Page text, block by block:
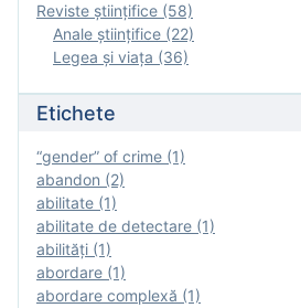
Reviste ştiinţifice (58)
Anale ştiinţifice (22)
Legea şi viaţa (36)
Etichete
“gender” of crime (1)
abandon (2)
abilitate (1)
abilitate de detectare (1)
abilităţi (1)
abordare (1)
abordare complexă (1)